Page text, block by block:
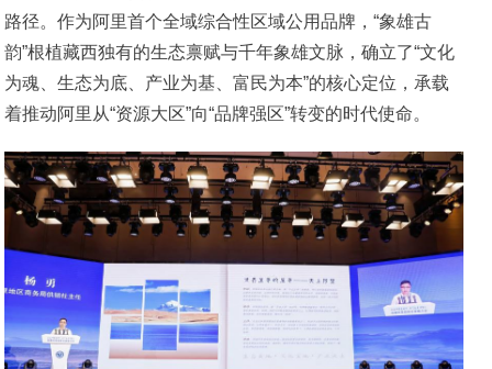
路径。作为阿里首个全域综合性区域公用品牌，“象雄古
韵”根植藏西独有的生态禀赋与千年象雄文脉，确立了“文化
为魂、生态为底、产业为基、富民为本”的核心定位，承载
着推动阿里从“资源大区”向“品牌强区”转变的时代使命。